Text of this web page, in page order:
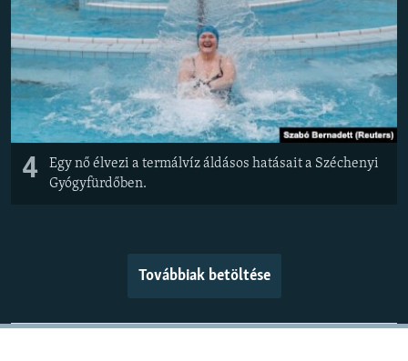
4
Egy nő élvezi a termálvíz áldásos hatásait a Széchenyi
Gyógyfürdőben.
Továbbiak betöltése